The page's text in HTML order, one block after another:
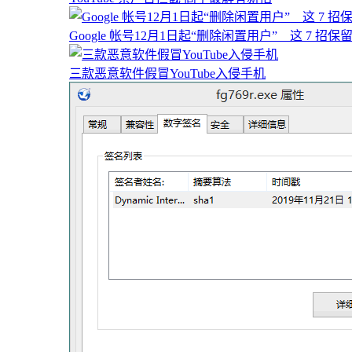
Google 帐号12月1日起“删除闲置用户” 这 7 招保
三款恶意软件假冒YouTube入侵手机